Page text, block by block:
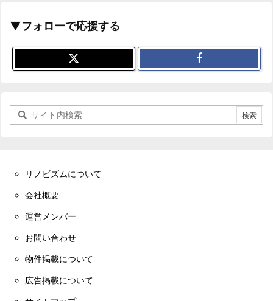
▼フォローで応援する
リノビズムについて
会社概要
運営メンバー
お問い合わせ
物件掲載について
広告掲載について